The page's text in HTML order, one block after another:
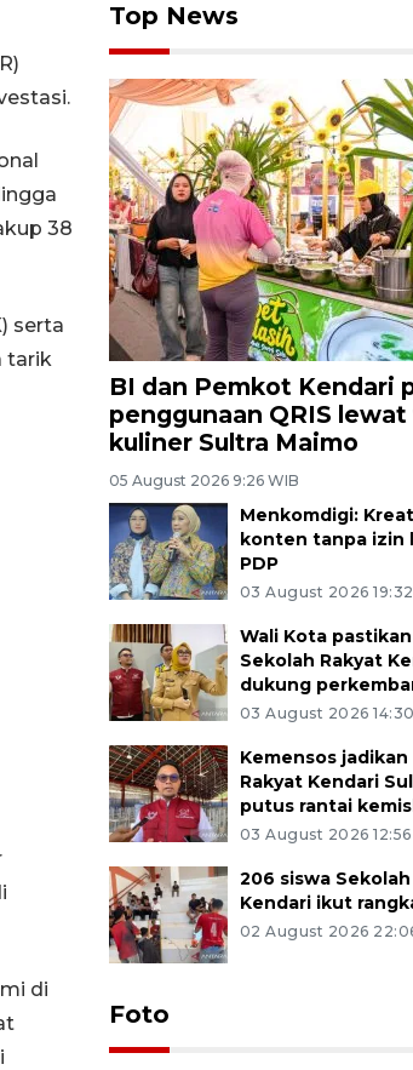
38
serta
tarik
di
Top News
BI dan Pemkot Kendari
penggunaan QRIS
kuliner Sultra Maimo
05 August 2026 9:26 WIB
Menkomdigi:
konten tanpa izin
PDP
03 August 2026
Wali Kota
Sekolah Rakyat
dukung
03 August 2026
Kemensos jadikan
Rakyat Kendari
putus rantai
03 August 2026 12:56
206 siswa
Kendari ikut
02 August 2026
Foto